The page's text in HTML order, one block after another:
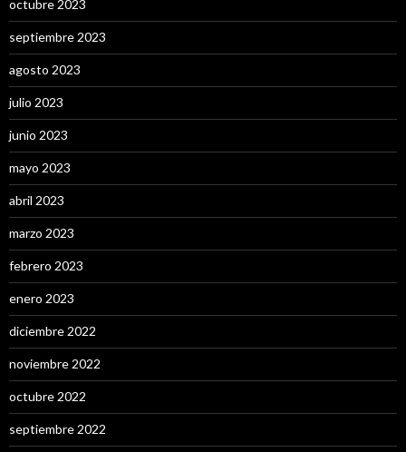
octubre 2023
septiembre 2023
agosto 2023
julio 2023
junio 2023
mayo 2023
abril 2023
marzo 2023
febrero 2023
enero 2023
diciembre 2022
noviembre 2022
octubre 2022
septiembre 2022